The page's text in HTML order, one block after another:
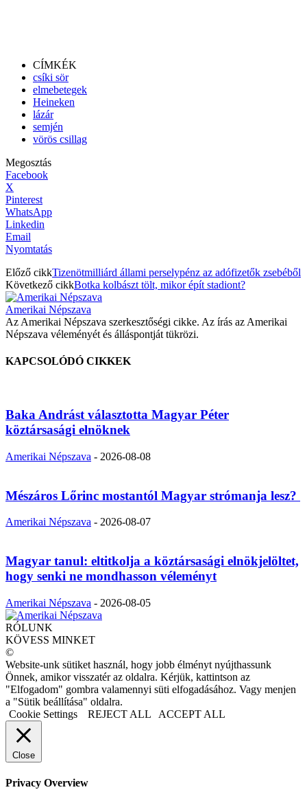
CÍMKÉK
csíki sör
elmebetegek
Heineken
lázár
semjén
vörös csillag
Megosztás
Facebook
X
Pinterest
WhatsApp
Linkedin
Email
Nyomtatás
Előző cikkTizenötmilliárd állami perselypénz az adófizetők zsebéből
Következő cikkBotka kolbászt tölt, mikor épít stadiont?
Amerikai Népszava
Az Amerikai Népszava szerkesztőségi cikke. Az írás az Amerikai
Népszava véleményét és álláspontját tükrözi.
KAPCSOLÓDÓ CIKKEK
Baka Andrást választotta Magyar Péter
köztársasági elnöknek
Amerikai Népszava - 2026-08-08
Mészáros Lőrinc mostantól Magyar strómanja lesz?
Amerikai Népszava - 2026-08-07
Magyar tanul: eltitkolja a köztársasági elnökjelöltet,
hogy senki ne mondhasson véleményt
Amerikai Népszava - 2026-08-05
RÓLUNK
KÖVESS MINKET
©
Website-unk sütiket használ, hogy jobb élményt nyújthassunk
Önnek, amikor visszatér az oldalra. Kérjük, kattintson az
"Elfogadom" gombra valamennyi süti elfogadásához. Vagy menjen
a "Sütik beállítása" oldalra.
Cookie Settings
REJECT ALL ACCEPT ALL
Close
Privacy Overview